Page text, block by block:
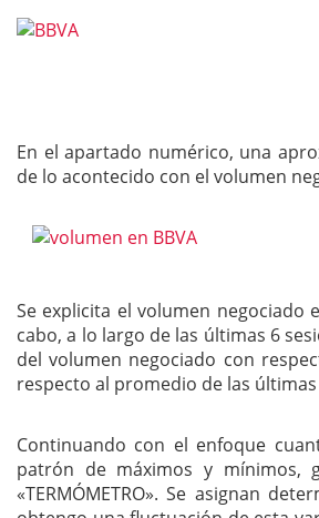
En el apartado numérico, una
de lo acontecido con el volumen
Se explicita el volumen negociado
cabo, a lo largo de las últimas 6
del volumen negociado con
respecto al promedio de las
Continuando con el enfoque
patrón de máximos y mínimos,
«TERMÓMETRO». Se asignan